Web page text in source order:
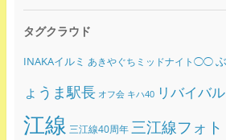
タグクラウド
INAKAイルミ あきやぐちミッドナイト◯◯
ょうま駅長 オフ会 キハ40 リバイバ
江線 三江線40周年 三江線フォ